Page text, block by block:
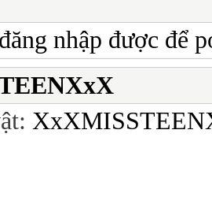
nhập được để